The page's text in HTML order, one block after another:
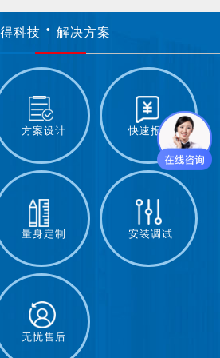
科技 解决方案
方案设计 快速报价
量身定制 安装调试
无忧售后